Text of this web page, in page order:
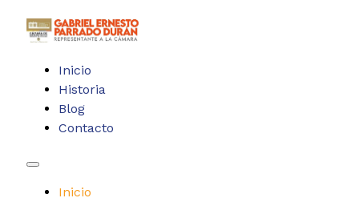
Inicio
Historia
Blog
Contacto
Inicio